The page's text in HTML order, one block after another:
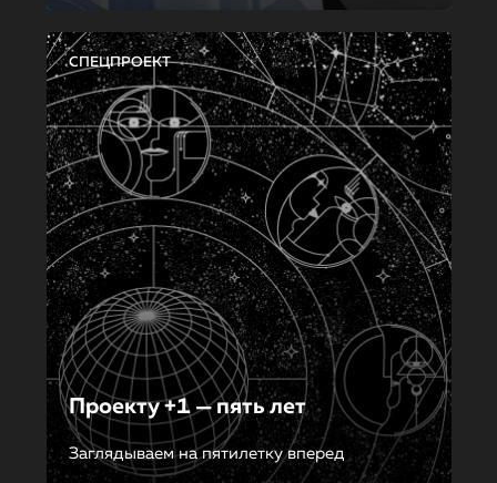
СПЕЦПРОЕКТ
Проекту +1 — пять лет
Заглядываем на пятилетку вперед